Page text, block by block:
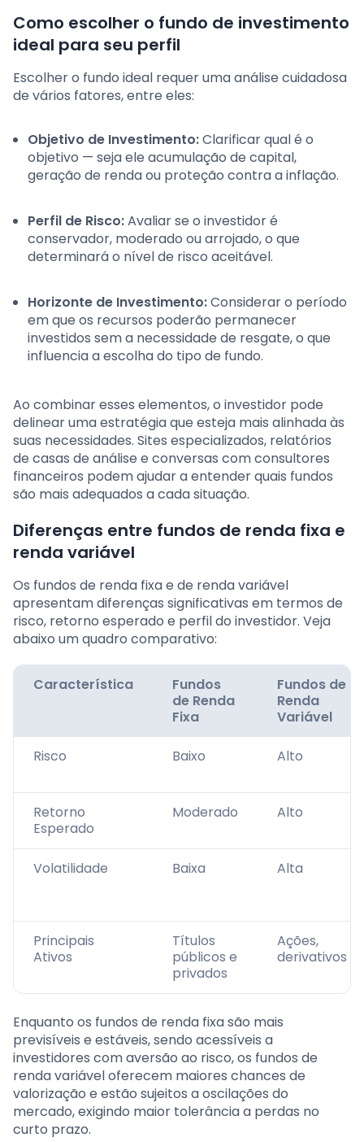
Como escolher o fundo de investimento
ideal para seu perfil
Escolher o fundo ideal requer uma análise cuidadosa
de vários fatores, entre eles:
Objetivo de Investimento:Clarificar qual é o
objetivo — seja ele acumulação de capital,
geração de renda ou proteção contra a inflação.
Perfil de Risco:Avaliar se o investidor é
conservador, moderado ou arrojado, o que
determinará o nível de risco aceitável.
Horizonte de Investimento:Considerar o período
em que os recursos poderão permanecer
investidos sem a necessidade de resgate, o que
influencia a escolha do tipo de fundo.
Ao combinar esses elementos, o investidor pode
delinear uma estratégia que esteja mais alinhada às
suas necessidades. Sites especializados, relatórios
de casas de análise e conversas com consultores
financeiros podem ajudar a entender quais fundos
são mais adequados a cada situação.
Diferenças entre fundos de renda fixa e
renda variável
Os fundos de renda fixa e de renda variável
apresentam diferenças significativas em termos de
risco, retorno esperado e perfil do investidor. Veja
abaixo um quadro comparativo:
Característica
Fundos
de Renda
Fixa
Fundos de
Renda
Variável
Risco Baixo Alto
Retorno
Esperado
Moderado Alto
Volatilidade Baixa Alta
Principais
Ativos
Títulos
públicos e
privados
Ações,
derivativos
Enquanto os fundos de renda fixa são mais
previsíveis e estáveis, sendo acessíveis a
investidores com aversão ao risco, os fundos de
renda variável oferecem maiores chances de
valorização e estão sujeitos a oscilações do
mercado, exigindo maior tolerância a perdas no
curto prazo.